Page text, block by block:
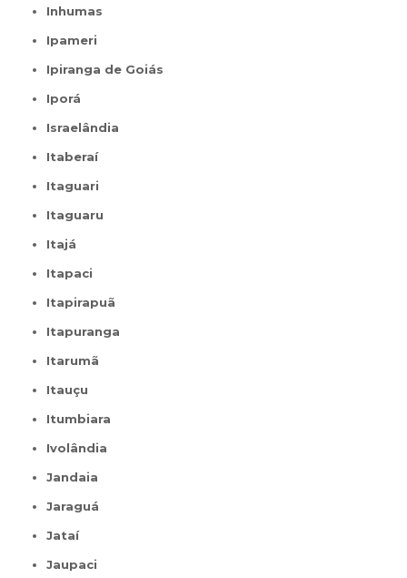
Inhumas
Ipameri
Ipiranga de Goiás
Iporá
Israelândia
Itaberaí
Itaguari
Itaguaru
Itajá
Itapaci
Itapirapuã
Itapuranga
Itarumã
Itauçu
Itumbiara
Ivolândia
Jandaia
Jaraguá
Jataí
Jaupaci